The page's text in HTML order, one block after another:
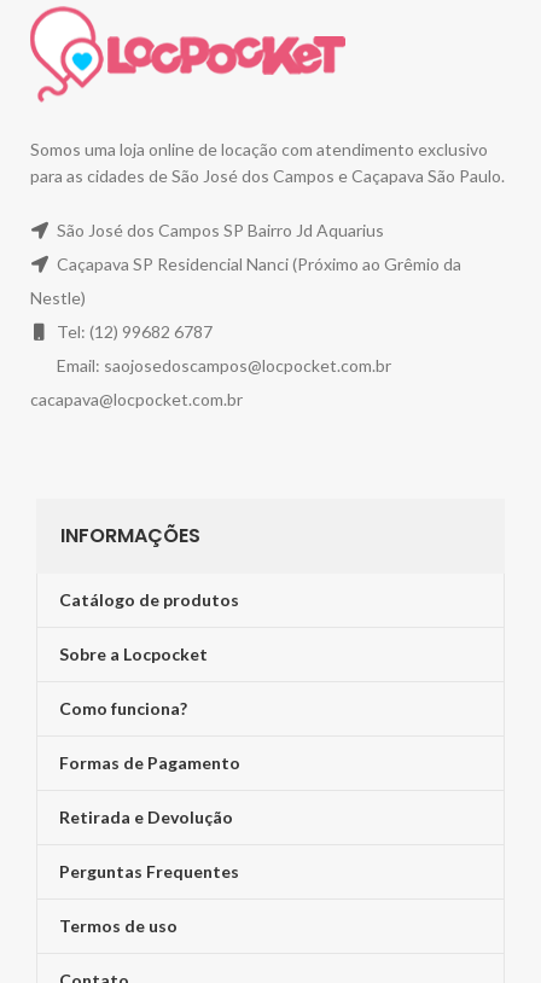
Somos uma loja online de locação com atendimento exclusivo
para as cidades de São José dos Campos e Caçapava São Paulo.
São José dos Campos SP Bairro Jd Aquarius
Caçapava SP Residencial Nanci (Próximo ao Grêmio da
Nestle)
Tel: (12) 99682 6787
Email: saojosedoscampos@locpocket.com.br
cacapava@locpocket.com.br
INFORMAÇÕES
Catálogo de produtos
Sobre a Locpocket
Como funciona?
Formas de Pagamento
Retirada e Devolução
Perguntas Frequentes
Termos de uso